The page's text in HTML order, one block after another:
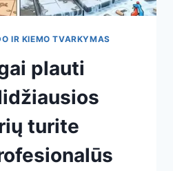
IR KIEMO TVARKYMAS
plauti
turite